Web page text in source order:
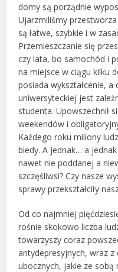
domy są porządnie
Ujarzmiliśmy
są łatwe, szybkie i w
Przemieszczanie się
czy lata, bo samochód i
na miejsce w ciągu kilku
posiada wykształcenie,
uniwersyteckiej jest
studenta. Upowszechnił
weekendów i
Każdego roku miliony
biedy. A jednak… a
nawet nie poddanej a
szczęśliwsi? Czy nasze
sprawy przekształciły
Od co najmniej
rośnie skokowo liczba
towarzyszy coraz
antydepresyjnych, wraz
ubocznych, jakie ze sobą